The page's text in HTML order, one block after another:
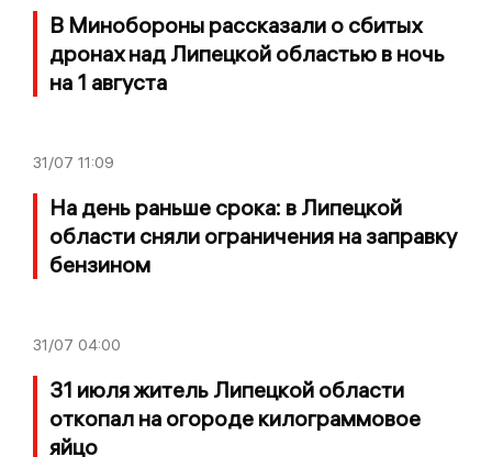
В Минобороны рассказали о сбитых
дронах над Липецкой областью в ночь
на 1 августа
31/07 11:09
На день раньше срока: в Липецкой
области сняли ограничения на заправку
бензином
31/07 04:00
31 июля житель Липецкой области
откопал на огороде килограммовое
яйцо